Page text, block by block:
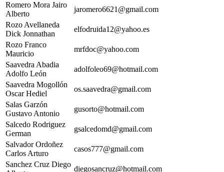
Romero Mora Jairo
Alberto
jaromero6621@gmail.com
Rozo Avellaneda
Dick Jonnathan
elfodruida12@yahoo.es
Rozo Franco
Mauricio
mrfdoc@yahoo.com
Saavedra Abadia
Adolfo León
adolfoleo69@hotmail.com
Saavedra Mogollón
Oscar Hediel
os.saavedra@gmail.com
Salas Garzón
Gustavo Antonio
gusorto@hotmail.com
Salcedo Rodriguez
German
gsalcedomd@gmail.com
Salvador Ordoñez
Carlos Arturo
casos777@gmail.com
Sanchez Cruz Diego
diegosancruz@hotmail.com